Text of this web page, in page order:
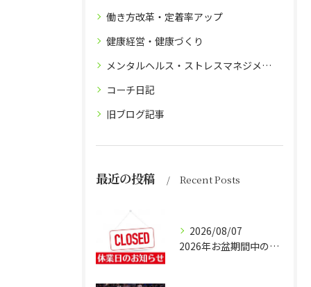
働き方改革・定着率アップ
健康経営・健康づくり
メンタルヘルス・ストレスマネジメント
コーチ日記
旧ブログ記事
最近の投稿 Recent Posts
2026/08/07
2026年お盆期間中の営業につきまして